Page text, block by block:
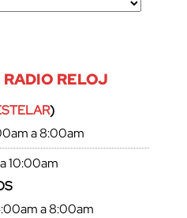
RELOJ
)
a 8:00am
10:00am
a 8:00am